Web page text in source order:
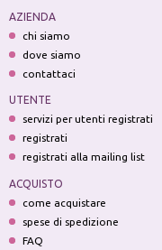
AZIENDA
chi siamo
dove siamo
contattaci
UTENTE
servizi per utenti registrati
registrati
registrati alla mailing list
ACQUISTO
come acquistare
spese di spedizione
FAQ